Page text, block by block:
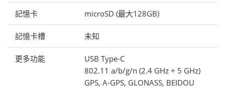
記憶卡 microSD (最大128GB)
記憶卡槽 未知
更多功能
USB Type-C
802.11 a/b/g/n (2.4 GHz + 5 GHz)
GPS, A-GPS, GLONASS, BEIDOU